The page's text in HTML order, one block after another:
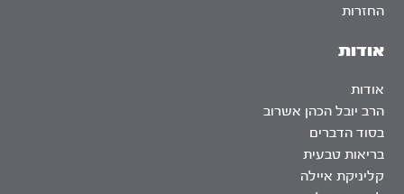
אודות
אודות
הרב יובל הכהן אשרוב
בסוד הדברים
בריאות טבעית
קליניקת איילה
החזרות